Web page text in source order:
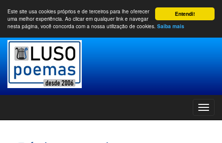
Entendi!
Este site usa cookies próprios e de terceiros para lhe oferecer
uma melhor experiência. Ao clicar em qualquer link e navegar
nesta página, você concorda com a nossa utilização de cookies. Saiba mais